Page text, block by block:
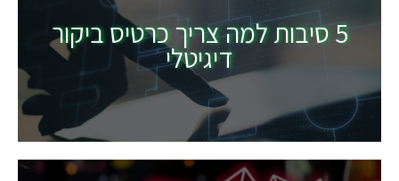
5 סיבות למה צריך כרטיס ביקור
דיגיטלי